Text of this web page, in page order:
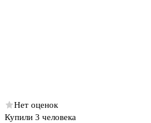
Нет оценок
Купили 3 человека